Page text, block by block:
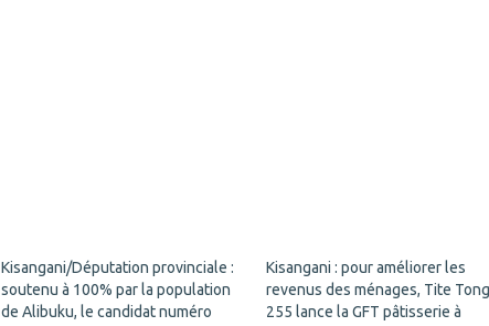
Kisangani/Députation provinciale :
soutenu à 100% par la population
de Alibuku, le candidat numéro
Kisangani : pour améliorer les
revenus des ménages, Tite
255 lance la GFT pâtisserie à